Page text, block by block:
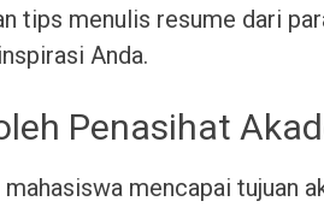
tips menulis resume dari
Anda.
Penasihat
mencapai tujuan